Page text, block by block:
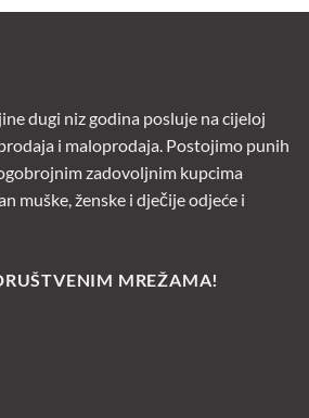
dugi niz godina posluje na cijeloj
i maloprodaja. Postojimo punih
zadovoljnim kupcima
muške, ženske i dječije odjeće i
MREŽAMA!